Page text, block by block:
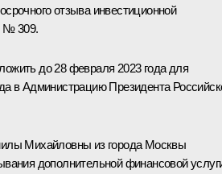
отзыва инвестиционной
№ 309.
до 28 февраля 2023 года для
в Администрацию Президента
Михайловны из города Москвы
дополнительной финансовой